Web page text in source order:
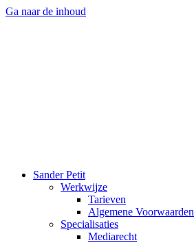
Ga naar de inhoud
Sander Petit
Werkwijze
Tarieven
Algemene Voorwaarden
Specialisaties
Mediarecht